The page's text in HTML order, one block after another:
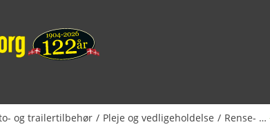
og trailertilbehør Pleje og vedligeholdelse Rense- og plejemidler